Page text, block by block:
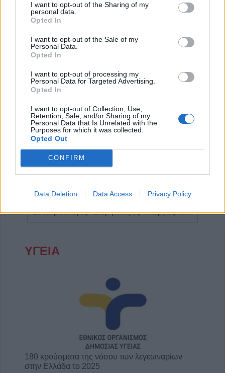
I want to opt-out of the Sharing of my
personal data.
Opted In
I want to opt-out of the Sale of my
Personal Data.
Opted In
I want to opt-out of processing my
Personal Data for Targeted Advertising.
Opted In
I want to opt-out of Collection, Use,
Retention, Sale, and/or Sharing of my
Personal Data that Is Unrelated with the
Purposes for which it was collected.
Opted Out
CONFIRM
Data Deletion Data Access Privacy Policy
Έναρξη Προηγούμενο 2 4
ΕΠΑΓΓΕΛΜΑΤΙΕΣ ΥΓΕΙΑΣ
Πνευμονολόγος - Φυματιολόγος "Σταυρούλα Δ. Νούκα" Ενδοκρινολόγος - Διαβητολόγος "Γεώργιος Νικ. Κατσούλης"
ΥΓΕΙΑ
180 κρούσματα της νόσου των λεγεωναρίων
στην Ελλάδα το 2025